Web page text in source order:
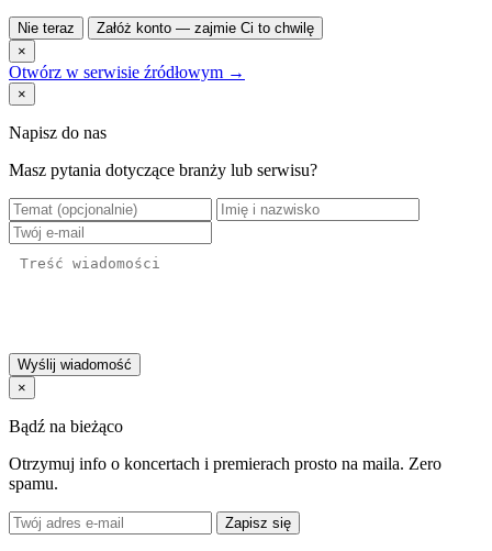
Nie teraz
Załóż konto — zajmie Ci to chwilę
×
Otwórz w serwisie źródłowym →
×
Napisz do nas
Masz pytania dotyczące branży lub serwisu?
Wyślij wiadomość
×
Bądź na bieżąco
Otrzymuj info o koncertach i premierach prosto na maila. Zero
spamu.
Zapisz się